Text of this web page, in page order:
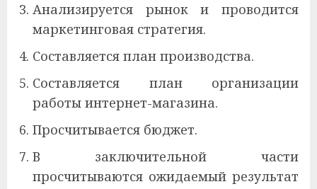
Анализируется рынок и проводится
маркетинговая стратегия.
Составляется план производства.
Составляется план организации
работы интернет-магазина.
Просчитывается бюджет.
В заключительной части
просчитываются ожидаемый результат